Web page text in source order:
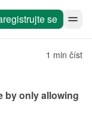
se
1 min číst
by only allowing